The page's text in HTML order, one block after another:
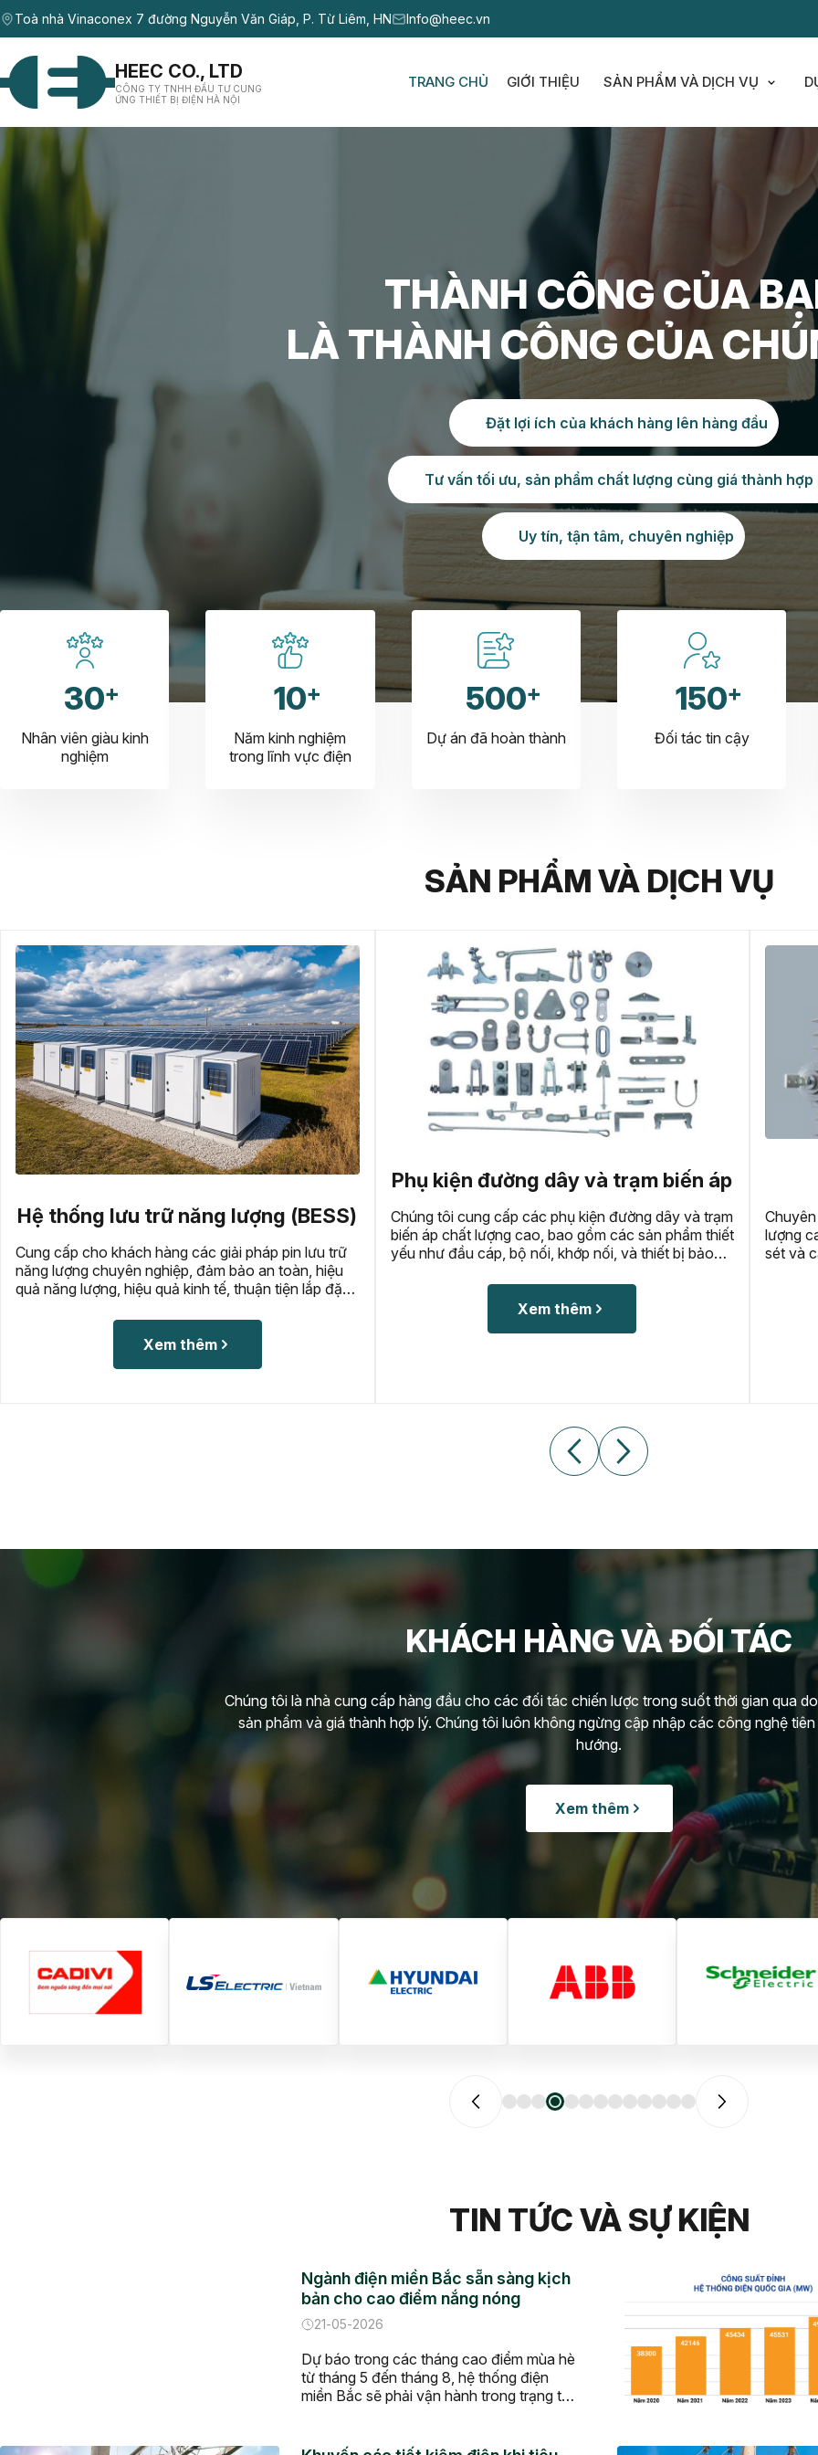
Toà nhà Vinaconex 7 đường Nguyễn Văn Giáp, P. Từ Liêm, HN Info@heec.vn
HEEC CO., LTD
CÔNG TY TNHH ĐẦU TƯ CUNG
ỨNG THIẾT BỊ ĐIỆN HÀ NỘI
TRANG CHỦ GIỚI THIỆU SẢN PHẨM VÀ DỊCH VỤ Show
THÀNH CÔNG CỦA
LÀ THÀNH CÔNG CỦA
Đặt lợi ích của khách hàng lên hàng đầu
Tư vấn tối ưu, sản phẩm chất lượng cùng giá thành hợp
Uy tín, tận tâm, chuyên nghiệp
30
Nhân viên giàu kinh
nghiệm
10
Năm kinh nghiệm
trong lĩnh vực điện
500
Dự án đã hoàn thành
150
Đối tác tin cậy
SẢN PHẨM VÀ DỊCH VỤ
lưu trữ
hiệu
lắp đặt
Phụ kiện đường dây và trạm biến áp
Chúng tôi cung cấp các phụ kiện đường dây và trạm
biến áp chất lượng cao, bao gồm các sản phẩm thiết
yếu như đầu cáp, bộ nối, khớp nối, và thiết bị bảo
vệ. Tất cả các phụ kiện đều được thiết kế để đảm
bảo sự ổn định, an toàn và hiệu suất tối ưu cho hệ
Thiết bị bảo vệ trung thế
Chuyên cung cấp các thiết bị bảo vệ trung thế chất
lượng cao, bao gồm máy cắt, rơ-le bảo vệ, chống
sét và cầu dao cách ly. Với cam kết về an toàn và
chuẩn kỹ thuật khắt khe, đảm bảo bảo vệ tối ưu cho
hệ thống điện trung thế trong mọi điều kiện vận
Xem thêm
KHÁCH HÀNG VÀ ĐỐI TÁC
Chúng tôi là nhà cung cấp hàng đầu cho các đối tác chiến lược trong suốt thời gian qua
sản phẩm và giá thành hợp lý. Chúng tôi luôn không ngừng cập nhập các công nghệ
hướng.
Xem thêm
TIN TỨC VÀ SỰ KIỆN
Ngành điện miền Bắc sẵn sàng kịch
bản cho cao điểm nắng nóng
21-05-2026
Dự báo trong các tháng cao điểm mùa hè
từ tháng 5 đến tháng 8, hệ thống điện
miền Bắc sẽ phải vận hành trong trạng thái
Trước thực tế đó, Tổng công ty Điện lực